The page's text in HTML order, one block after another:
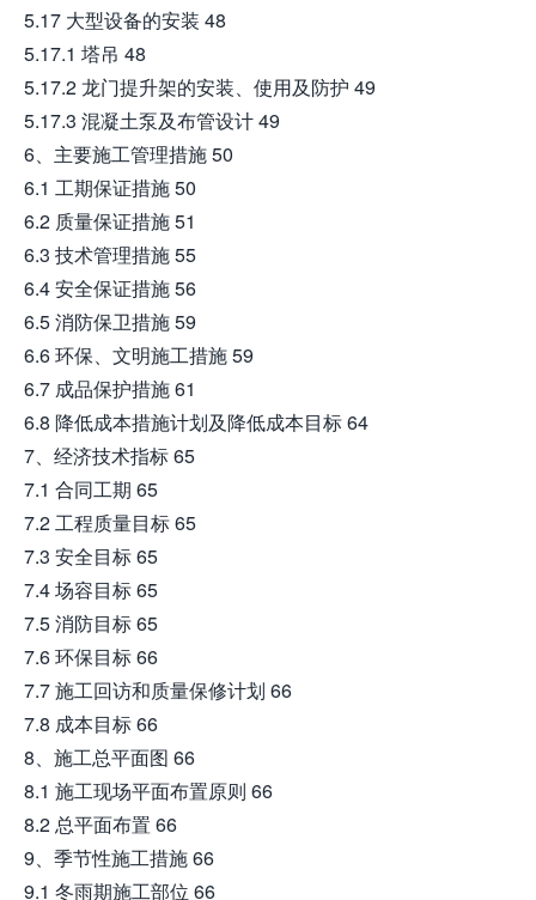
5.17 大型设备的安装 48
5.17.1 塔吊 48
5.17.2 龙门提升架的安装、使用及防护 49
5.17.3 混凝土泵及布管设计 49
6、主要施工管理措施 50
6.1 工期保证措施 50
6.2 质量保证措施 51
6.3 技术管理措施 55
6.4 安全保证措施 56
6.5 消防保卫措施 59
6.6 环保、文明施工措施 59
6.7 成品保护措施 61
6.8 降低成本措施计划及降低成本目标 64
7、经济技术指标 65
7.1 合同工期 65
7.2 工程质量目标 65
7.3 安全目标 65
7.4 场容目标 65
7.5 消防目标 65
7.6 环保目标 66
7.7 施工回访和质量保修计划 66
7.8 成本目标 66
8、施工总平面图 66
8.1 施工现场平面布置原则 66
8.2 总平面布置 66
9、季节性施工措施 66
9.1 冬雨期施工部位 66